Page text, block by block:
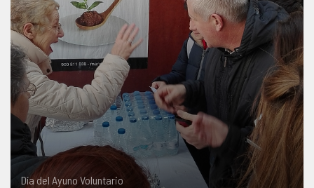
Día del Ayuno Voluntario